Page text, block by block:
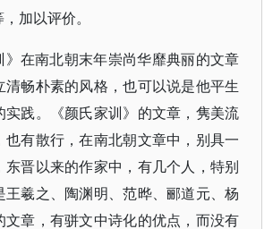
加以评价。
》在南北朝末年崇尚华靡典丽的文章
清畅朴素的风格，也可以说是他平生
实践。《颜氏家训》的文章，隽美流
也有散行，在南北朝文章中，别具一
东晋以来的作家中，有几个人，特别
王羲之、陶渊明、范晔、郦道元、杨
文章，有骈文中诗化的优点，而没有